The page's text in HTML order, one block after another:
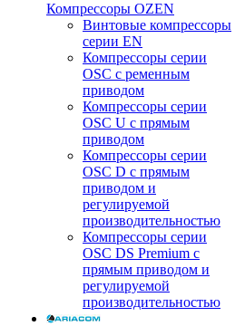
Компрессоры OZEN
Винтовые компрессоры
серии EN
Компрессоры серии
OSC с ременным
приводом
Компрессоры серии
OSC U с прямым
приводом
Компрессоры серии
OSC D с прямым
приводом и
регулируемой
производительностью
Компрессоры серии
OSC DS Premium с
прямым приводом и
регулируемой
производительностью